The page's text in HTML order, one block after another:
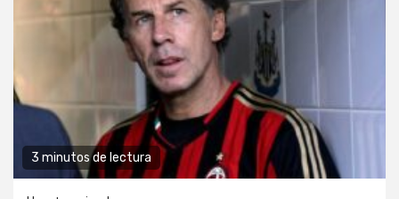
3 minutos de lectura